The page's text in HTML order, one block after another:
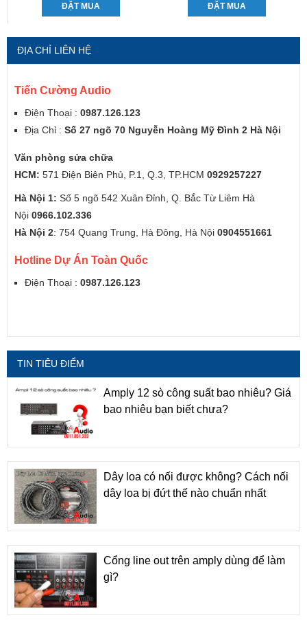
ĐẶT MUA ĐẶT MUA
ĐỊA CHỈ LIÊN HỆ
Tiến Cường Audio
Điện Thoại : 0987.126.123
Địa Chỉ : Số 27 ngõ 70 Nguyễn Hoàng Mỹ Đình 2 Hà Nội
Văn phòng sửa chữa
HCM: 571 Điện Biên Phủ, P.1, Q.3, TP.HCM 0929257227
Hà Nội 1: Số 5 ngõ 542 Xuân Đỉnh, Q. Bắc Từ Liêm Hà
Nội 0966.102.336
Hà Nội 2: 754 Quang Trung, Hà Đông, Hà Nội 0904551661
Hotline Dự Án Toàn Quốc
Điện Thoại : 0987.126.123
TIN TIÊU ĐIỂM
Amply 12 sò công suất bao nhiêu? Giá
bao nhiêu bạn biết chưa?
Dây loa có nối được không? Cách nối
dây loa bị đứt thế nào chuẩn nhất
Cổng line out trên amply dùng để làm
gì?